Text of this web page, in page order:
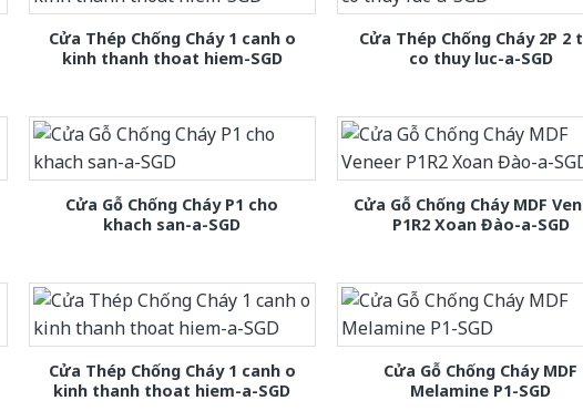
Cửa Thép Chống Cháy 1 canh o
kinh thanh thoat hiem-SGD
Cửa Thép Chống Cháy 2P 2
co thuy luc-a-SGD
Cửa Gỗ Chống Cháy P1 cho
khach san-a-SGD
Cửa Gỗ Chống Cháy MDF
P1R2 Xoan Đào-a-SGD
Cửa Thép Chống Cháy 1 canh o
kinh thanh thoat hiem-a-SGD
Cửa Gỗ Chống Cháy MDF
Melamine P1-SGD